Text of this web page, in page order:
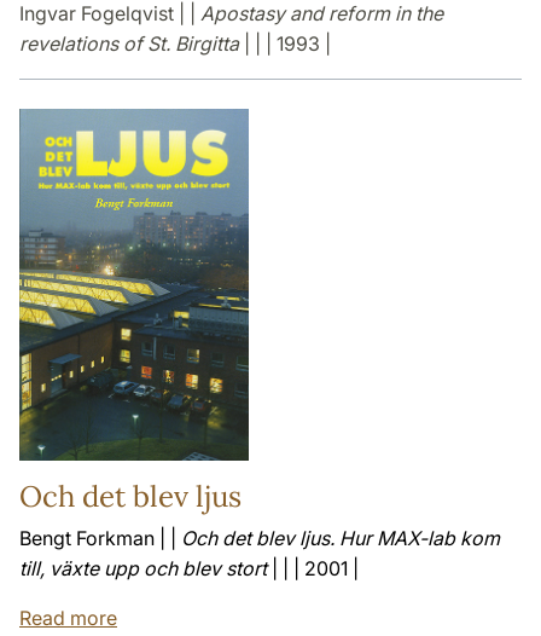
Ingvar Fogelqvist | | Apostasy and reform in the
revelations of St. Birgitta| | | 1993 |
Och det blev ljus
Bengt Forkman | | Och det blev ljus. Hur MAX-lab kom
till, växte upp och blev stort| | | 2001 |
Read more